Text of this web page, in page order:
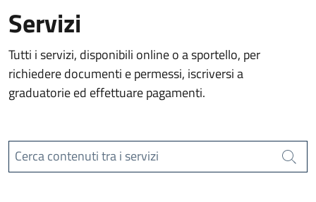
Servizi
Tutti i servizi, disponibili online o a sportello, per
richiedere documenti e permessi, iscriversi a
graduatorie ed effettuare pagamenti.
Cerca contenuti tra i servizi
Cerca